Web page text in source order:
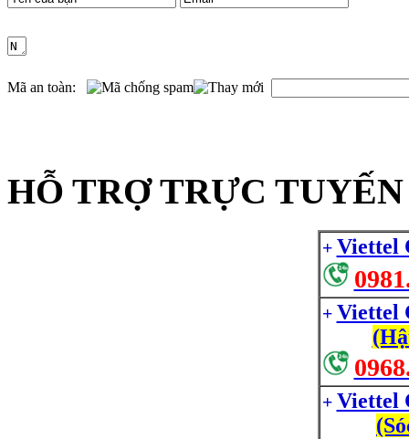
Mã an toàn:
HỖ TRỢ TRỰC TUYẾN
+ Viettel
+ Viettel
+ Viettel